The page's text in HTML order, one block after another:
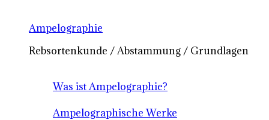
Ampelographie
Rebsortenkunde / Abstammung / Grundlagen
Was ist Ampelographie?
Ampelographische Werke